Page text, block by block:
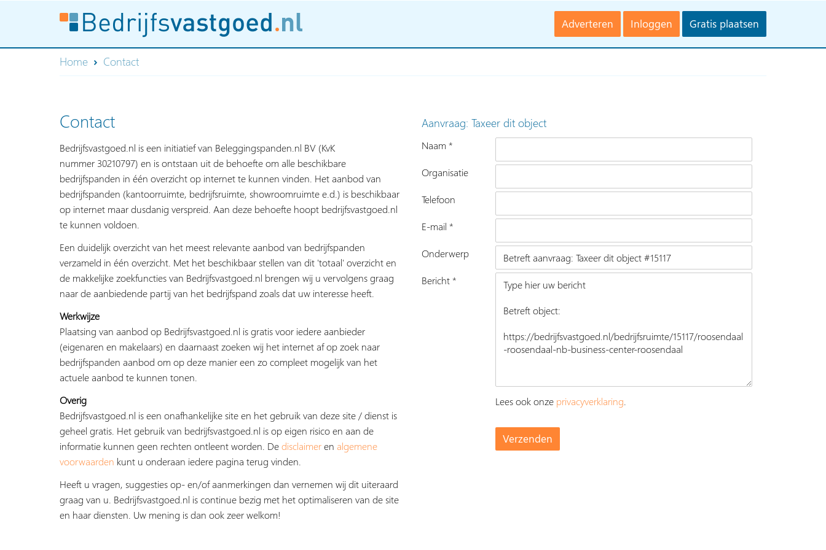
Adverteren Inloggen Gratis plaatsen
Home Contact
Contact
Bedrijfsvastgoed.nl is een initiatief van Beleggingspanden.nl BV (KvK
nummer 30210797) en is ontstaan uit de behoefte om alle beschikbare
bedrijfspanden in één overzicht op internet te kunnen vinden. Het aanbod van
bedrijfspanden (kantoorruimte, bedrijfsruimte, showroomruimte e.d.) is beschikbaar
op internet maar dusdanig verspreid. Aan deze behoefte hoopt bedrijfsvastgoed.nl
te kunnen voldoen.
Een duidelijk overzicht van het meest relevante aanbod van bedrijfspanden
verzameld in één overzicht. Met het beschikbaar stellen van dit 'totaal' overzicht en
de makkelijke zoekfuncties van Bedrijfsvastgoed.nl brengen wij u vervolgens graag
naar de aanbiedende partij van het bedrijfspand zoals dat uw interesse heeft.
Werkwijze
Plaatsing van aanbod op Bedrijfsvastgoed.nl is gratis voor iedere aanbieder
(eigenaren en makelaars) en daarnaast zoeken wij het internet af op zoek naar
bedrijfspanden aanbod om op deze manier een zo compleet mogelijk van het
actuele aanbod te kunnen tonen.
Overig
Bedrijfsvastgoed.nl is een onafhankelijke site en het gebruik van deze site / dienst is
geheel gratis. Het gebruik van bedrijfsvastgoed.nl is op eigen risico en aan de
informatie kunnen geen rechten ontleent worden. Dedisclaimeren algemene
voorwaarden kunt u onderaan iedere pagina terug vinden.
Heeft u vragen, suggesties op- en/of aanmerkingen dan vernemen wij dit uiteraard
graag van u. Bedrijfsvastgoed.nl is continue bezig met het optimaliseren van de site
en haar diensten. Uw mening is dan ook zeer welkom!
Aanvraag: Taxeer dit object
Naam *
Organisatie
Telefoon
E-mail *
Onderwerp
Bericht *
Lees ook onze privacyverklaring